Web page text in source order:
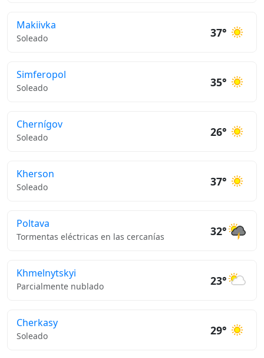
Makiivka
Soleado 37°
Simferopol
Soleado 35°
Chernígov
Soleado 26°
Kherson
Soleado 37°
Poltava
Tormentas eléctricas en las cercanías 32°
Khmelnytskyi
Parcialmente nublado 23°
Cherkasy
Soleado 29°